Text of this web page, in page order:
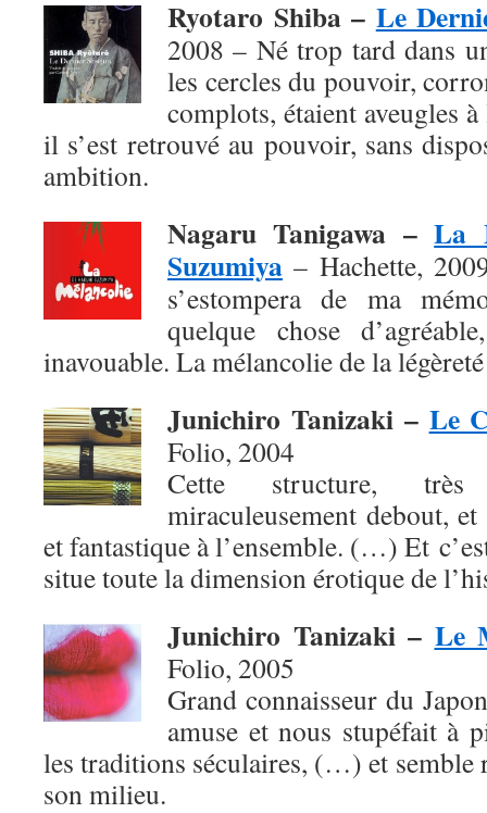
Ryotaro Shiba – Le
2008 – Né trop tard dans
les cercles du pouvoir,
complots, étaient aveugles
il s’est retrouvé au pouvoir, sans
ambition.
Nagaru Tanigawa –La
Suzumiya – Hachette,
s’estompera de ma
quelque chose
inavouable. La mélancolie de la
Junichiro Tanizaki – Le
Folio, 2004
Cette structure, très
miraculeusement debout,
et fantastique à l’ensemble. (…) Et
situe toute la dimension érotique de
Junichiro Tanizaki – Le
Folio, 2005
Grand connaisseur du
amuse et nous stupéfait à
les traditions séculaires, (…) et semble
son milieu.